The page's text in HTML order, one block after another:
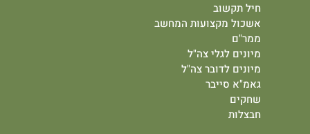
חיל תקשוב
אשכול מקצועות המחשב
ממר"ם
מיונים לגלי צה"ל
מיונים לדובר צה"ל
גאמ"א סייבר
שחקים
חבצלות